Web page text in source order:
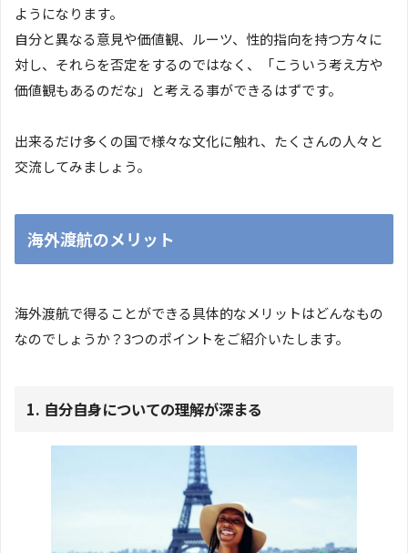
ようになります。
自分と異なる意見や価値観、ルーツ、性的指向を持つ方々に
対し、それらを否定をするのではなく、「こういう考え方や
価値観もあるのだな」と考える事ができるはずです。
出来るだけ多くの国で様々な文化に触れ、たくさんの人々と
交流してみましょう。
海外渡航のメリット
海外渡航で得ることができる具体的なメリットはどんなもの
なのでしょうか？3つのポイントをご紹介いたします。
1. 自分自身についての理解が深まる